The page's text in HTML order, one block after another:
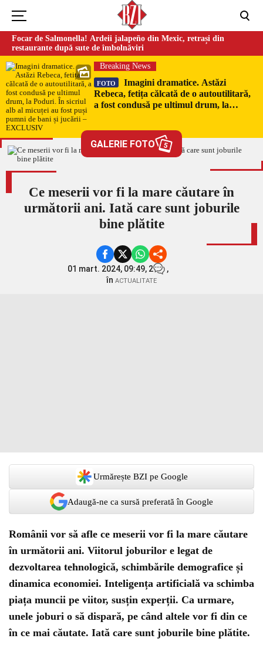
Focar de Salmonella! Ardeii jalapeño din Mexic, retrași din
restaurante după sute de îmbolnăviri
Breaking News
FOTO
Imagini dramatice. Astăzi
Rebeca, fetița călcată de o autoutilitară,
a fost condusă pe ultimul drum, la
EXCLUSIV
GALERIE FOTO 5
Ce meserii vor fi la mare căutare în
următorii ani. Iată care sunt joburile
bine plătite
01 mart. 2024, 09:49, 2
,
în ACTUALITATE
Urmărește BZI pe Google
Adaugă-ne ca sursă preferată în Google
Românii vor să afle ce meserii vor fi la mare căutare
în următorii ani. Viitorul joburilor e legat de
dezvoltarea tehnologică, schimbările demografice și
dinamica economiei. Inteligența artificială va schimba
piața muncii pe viitor, susțin experții. Ca urmare,
unele joburi o să dispară, pe când altele vor fi din ce
în ce mai căutate. Iată care sunt joburile bine plătite.